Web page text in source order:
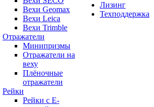
Вехи Geomax
Вехи Leica
Вехи Trimble
Отражатели
Минипризмы
Отражатели на
веху
Плёночные
отражатели
Рейки
Рейки с E-
Лизинг
Техподдержка